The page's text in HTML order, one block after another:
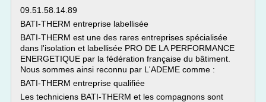
09.51.58.14.89
BATI-THERM entreprise labellisée
BATI-THERM est une des rares entreprises spécialisée
dans l'isolation et labellisée PRO DE LA PERFORMANCE
ENERGETIQUE par la fédération française du bâtiment.
Nous sommes ainsi reconnu par L'ADEME comme :
BATI-THERM entreprise qualifiée
Les techniciens BATI-THERM et les compagnons sont